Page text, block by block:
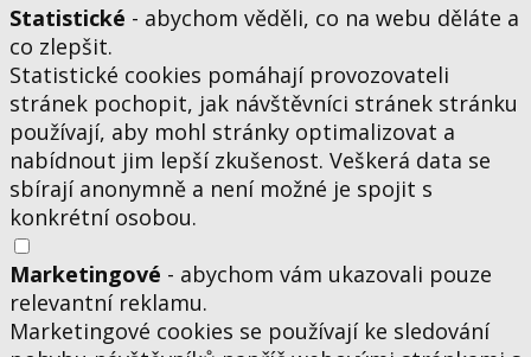
Statistické - abychom věděli, co na webu děláte a
co zlepšit.
Statistické cookies pomáhají provozovateli
stránek pochopit, jak návštěvníci stránek stránku
používají, aby mohl stránky optimalizovat a
nabídnout jim lepší zkušenost. Veškerá data se
sbírají anonymně a není možné je spojit s
konkrétní osobou.
Marketingové - abychom vám ukazovali pouze
relevantní reklamu.
Marketingové cookies se používají ke sledování